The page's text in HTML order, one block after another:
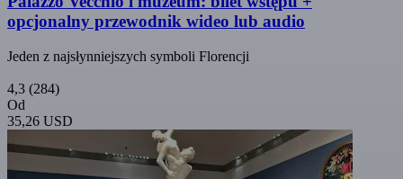
opcjonalny przewodnik wideo lub audio
Jeden z najsłynniejszych symboli Florencji
4,3 (284)
Od
35,26 USD